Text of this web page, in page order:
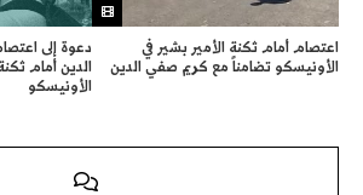
اعتصام أمام ثكنة الأمير بشير في
الأونيسكو تضامناً مع كريم صفي الدين
دعوة إلى
الدين أمام
الأونيسكو